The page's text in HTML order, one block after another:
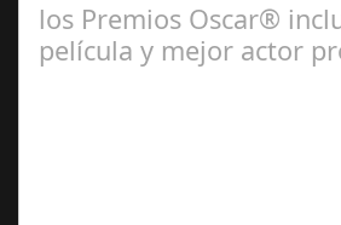
los Premios Oscar®
película y mejor actor